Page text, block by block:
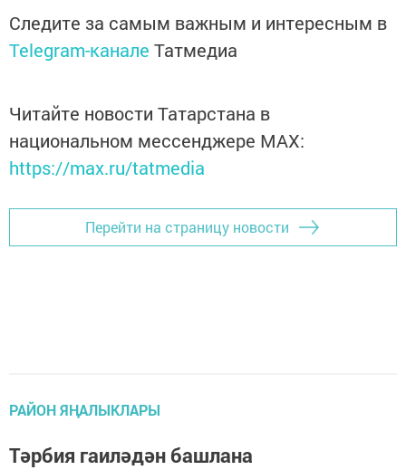
Следите за самым важным и интересным в
Telegram-канале Татмедиа
Читайте новости Татарстана в
национальном мессенджере MАХ:
https://max.ru/tatmedia
Перейти на страницу новости
РАЙОН ЯҢАЛЫКЛАРЫ
Тәрбия гаиләдән башлана